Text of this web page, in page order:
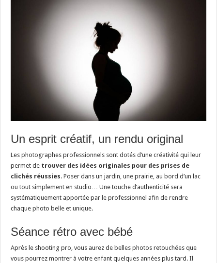
Un esprit créatif, un rendu original
Les photographes professionnels sont dotés d’une créativité qui leur
permet de trouver des idées originales pour des prises de
clichés réussies. Poser dans un jardin, une prairie, au bord d’un lac
ou tout simplement en studio… Une touche d’authenticité sera
systématiquement apportée par le professionnel afin de rendre
chaque photo belle et unique.
Séance rétro avec bébé
Après le shooting pro, vous aurez de belles photos retouchées que
vous pourrez montrer à votre enfant quelques années plus tard. Il